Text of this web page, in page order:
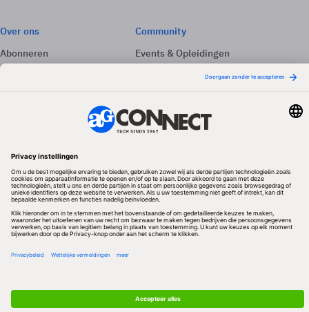
Over ons
Abonneren
Adverteren
Community
Events & Opleidingen
Volg ons
Redactionele partner
Algemene Voorwaarden & Copyrights